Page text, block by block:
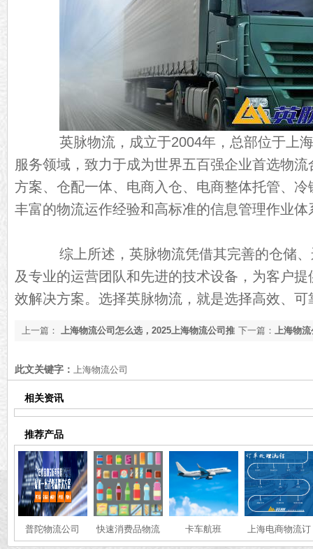
英脉物流，成立于2004年，总部位于上海
服务领域，致力于成为世界五百强企业首选物
方案、仓配一体、电商入仓、电商整体托管、
丰富的物流运作经验和高标准的信息管理作业体
综上所述，英脉物流凭借其完善的仓储、
及专业的运营团队和先进的技术设备，为客户
效解决方案。选择英脉物流，就是选择高效、可
下一篇： 上海物
上一篇： 上海物流公司怎么选，2025上海物流公司推
此文关键字： 上海物流公司
相关资讯
推荐产品
普陀物流公司 快速消费品物流 卡车航班
上海电商物流订
单处理